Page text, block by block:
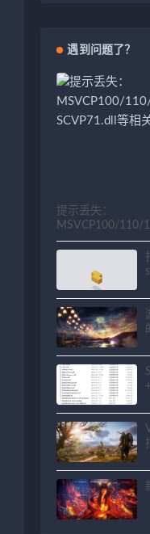
遇到问题了？
提示丢失：
MSVCP100/110/
P71.dll等相关问题